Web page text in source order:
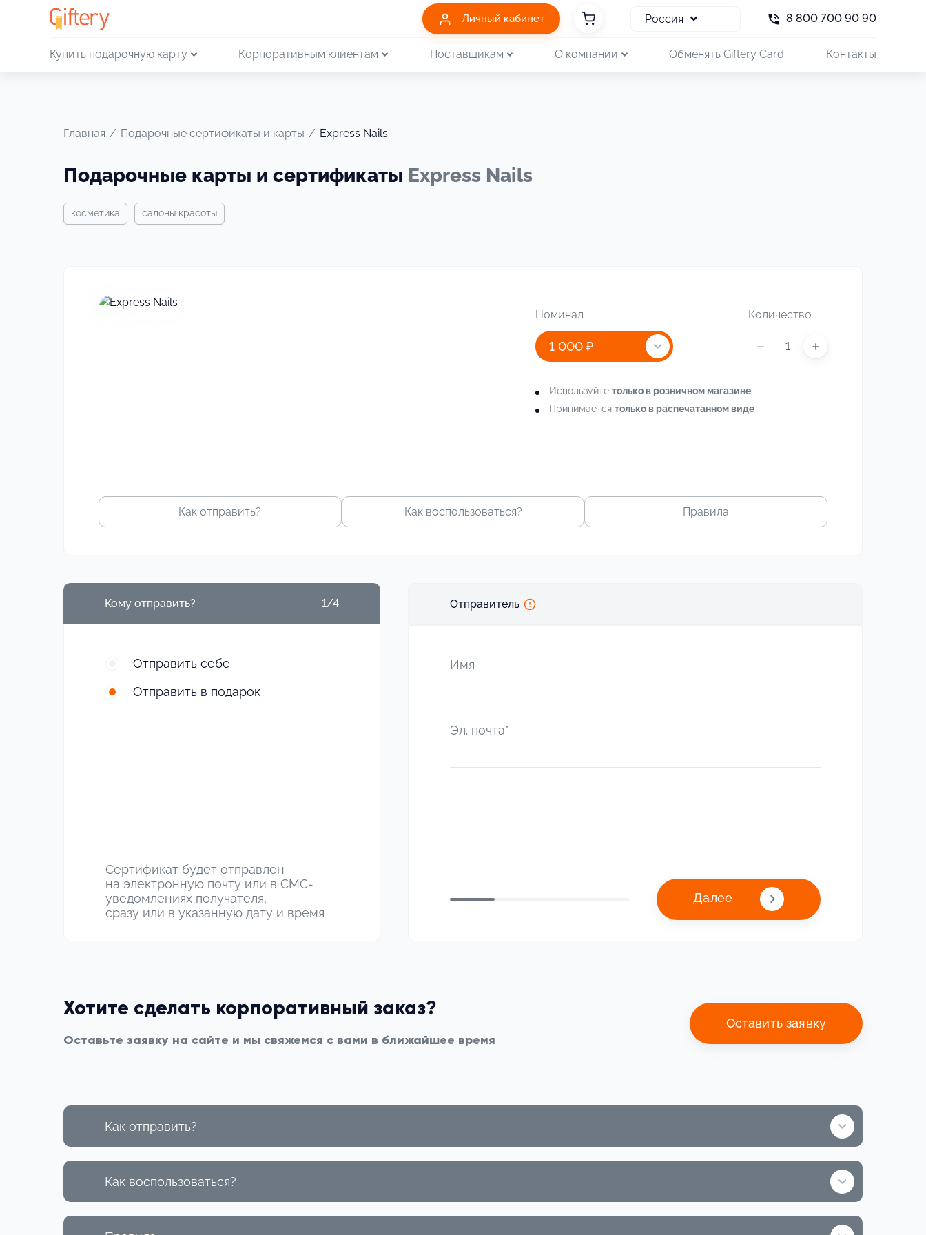
Личный кабинет Россия 8 800 700 90 90
Купить подарочную карту Корпоративным клиентам Поставщикам О компании Обменять Giftery Card Контакты
Главная / Подарочные сертификаты и карты / Express Nails
Подарочные карты и сертификаты Express Nails
косметика салоны красоты
Номинал
1 000 ₽
Количество
Используйте только в розничном магазине
Принимается только в распечатанном виде
Как отправить? Как воспользоваться? Правила
Кому отправить? 1/4
Отправить себе
Отправить в подарок
Сертификат будет отправлен
на электронную почту или в СМС-
уведомлениях получателя,
сразу или в указанную дату и время
Отправитель
Имя
Эл. почта*
Далее
Хотите сделать корпоративный заказ?
Оставьте заявку на сайте и мы свяжемся с вами в ближайшее время
Оставить заявку
Как отправить?
Как воспользоваться?